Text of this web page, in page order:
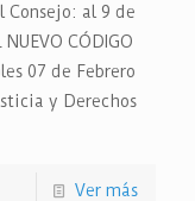
Consejo: al 9 de
CÓDIGO
07 de Febrero
y Derechos
Ver más